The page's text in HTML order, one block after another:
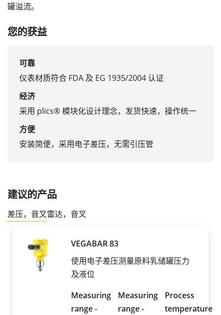
罐溢流。
您的获益
可靠
仪表材质符合 FDA 及 EG 1935/2004 认证
经济
采用 plics® 模块化设计理念，发货快速，操作统一
方便
安装简便，采用电子差压，无需引压管
建议的产品
差压，音叉雷达，音叉
VEGABAR 83
使用电子差压测量原料乳储罐压力
及液位
Measuring
range -
Measuring
range -
Process
temperature